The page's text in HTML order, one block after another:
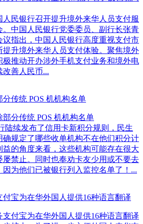
人民银行召开提升境外来华人员支付服
中国人民银行党委委员、副行长张青
指出，中国人民银行高度重视支付市
升境外来华人员支付体验。聚焦境外
推动开办涉外手机支付业务和境外电
善人民币...
传统 POS 机机构名单
陆续发布了信用卡新积分规则，民生
规定了哪些收单机构不在他们积分计
的角度来看，这些机构可能存在很大
屡禁止。同时也奉劝卡友少用或不要去
为他们已被银行列入监控名单了！...
宝为在华外国人提供16种语言翻译